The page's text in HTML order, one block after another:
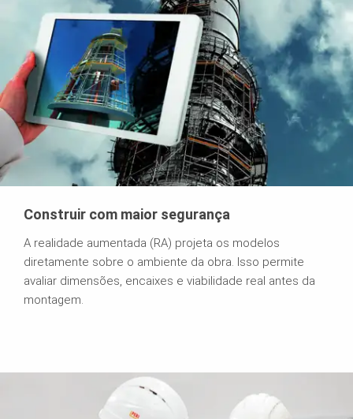
Construir com maior segurança
A realidade aumentada (RA) projeta os modelos
diretamente sobre o ambiente da obra. Isso permite
avaliar dimensões, encaixes e viabilidade real antes da
montagem.